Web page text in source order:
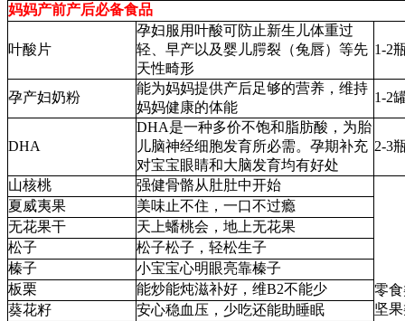
妈妈产前产后必备食品
叶酸片
孕妇服用叶酸可防止新生儿体重过
轻、早产以及婴儿腭裂（兔唇）等先
天性畸形
1-2
孕产妇奶粉
能为妈妈提供产后足够的营养，维持
妈妈健康的体能
1-2
DHA
DHA是一种多价不饱和脂肪酸，为胎
儿脑神经细胞发育所必需。孕期补充
对宝宝眼睛和大脑发育均有好处
2-3
山核桃 强健骨骼从肚肚中开始
零
坚
夏威夷果
美味止不住，一口不过瘾
无花果干
天上蟠桃会，地上无花果
松子
松子松子，轻松生子
榛子
小宝宝心明眼亮靠榛子
板栗
能炒能炖滋补好，维B2不能少
葵花籽
安心稳血压，少吃还能助睡眠